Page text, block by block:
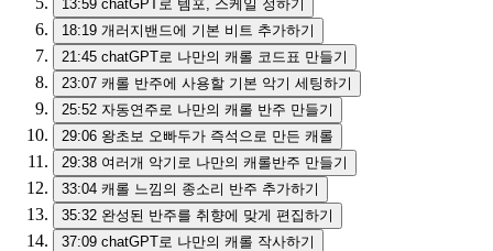
13:59 chatGPT로 템포, 스케일 정하기
18:19 개러지밴드에 기본 비트 추가하기
21:45 chatGPT로 나만의 캐롤 코드표 만들기
23:07 캐롤 반주에 사용할 기본 악기 세팅하기
25:52 자동연주로 나만의 캐롤 반주 만들기
29:06 왕초보 오빠두가 즉석으로 만든 캐롤
29:38 여러개 악기로 나만의 캐롤반주 만들기
33:04 캐롤 느낌의 종소리 반주 추가하기
35:32 완성된 반주를 취향에 맞게 편집하기
37:09 chatGPT로 나만의 캐롤 작사하기